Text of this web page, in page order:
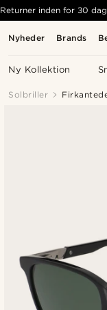
Nyheder Brands
Ny Kollektion
Returner inden for 30
Solbriller